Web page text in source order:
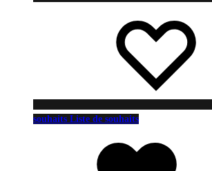
souhaits Liste de souhaits